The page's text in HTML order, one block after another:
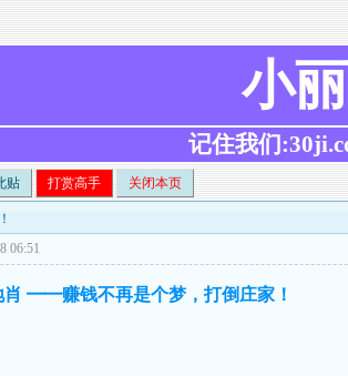
小
记住我们
贴 打赏高手 关闭本页
06:51
━━赚钱不再是个梦，打倒庄家！